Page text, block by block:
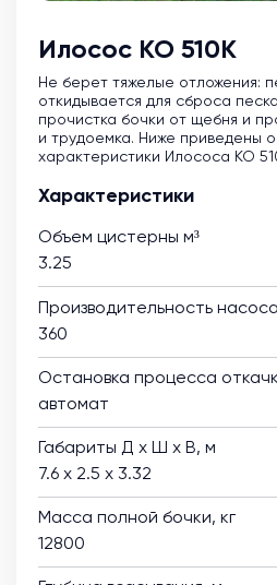
Илосос КО 510К
Не берет тяжелые отложения:
откидывается для сброса
прочистка бочки от щебня и
и трудоемка. Ниже приведены
характеристики Илососа КО
Характеристики
Объем цистерны м³
3.25
Производительность
360
Остановка процесса
автомат
Габариты Д х Ш х В, м
7.6 х 2.5 х 3.32
Масса полной бочки, кг
12800